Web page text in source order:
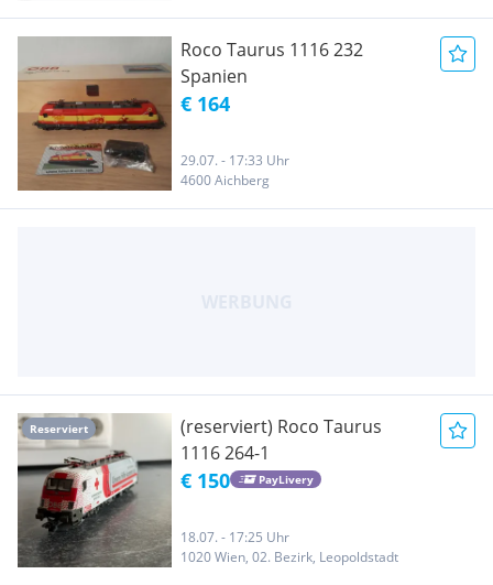
Roco Taurus 1116 232
Spanien
€ 164
29.07. - 17:33 Uhr
4600 Aichberg
Reserviert
(reserviert) Roco Taurus
1116 264-1
€ 150 PayLivery
18.07. - 17:25 Uhr
1020 Wien, 02. Bezirk, Leopoldstadt